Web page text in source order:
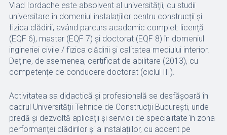
Vlad Iordache este absolvent al universității, cu studii
universitare în domeniul instalațiilor pentru construcții și
fizica clădirii, având parcurs academic complet: licență
(EQF 6), master (EQF 7) și doctorat (EQF 8) în domeniul
ingineriei civile / fizica clădirii și calitatea mediului interior.
Deține, de asemenea, certificat de abilitare (2013), cu
competențe de conducere doctorat (ciclul III).
Activitatea sa didactică și profesională se desfășoară în
cadrul Universității Tehnice de Construcții București, unde
predă și dezvoltă aplicații și servicii de specialitate în zona
performanței clădirilor și a instalațiilor, cu accent pe